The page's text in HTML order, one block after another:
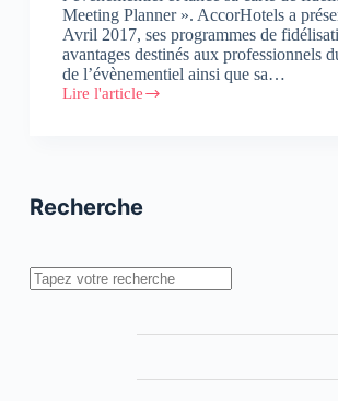
Meeting Planner ». AccorHotels a
Avril 2017, ses programmes de
avantages destinés aux professionnels
de l’évènementiel ainsi que sa…
Lire l'article
Lancement
« Accor
Recherche
Rechercher